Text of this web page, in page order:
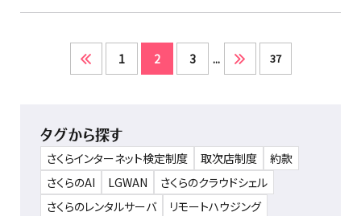
1 2 3 ... 37
タグから探す
さくらインターネット検定制度 取次店制度
約款
さくらのAI
LGWAN
さくらのクラウドシェル
さくらのレンタルサーバ
リモートハウジング